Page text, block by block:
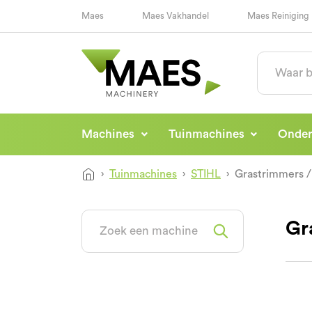
Maes Maes Vakhandel Maes Reiniging
Machines Tuinmachines
Tuinmachines STIHL Grastrimmers